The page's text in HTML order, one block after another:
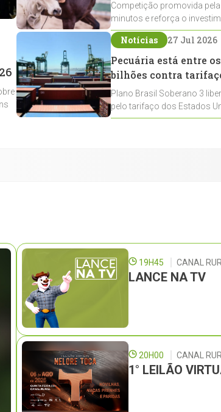
Competição promovida
minutos e reforça o
Crioulos voltados ao laço
Notícias 27 Jul 2026
Pecuária está entre
bilhões contra
Plano Brasil Soberano 3
pelo tarifaço dos Estados
contemplados
19H45 CANAL
LANCE NA TV
20H00 CANAL
1° LEILÃO